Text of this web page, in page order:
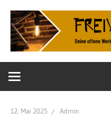
Inhalt
springen
offene
12. Mai 2025 Admin